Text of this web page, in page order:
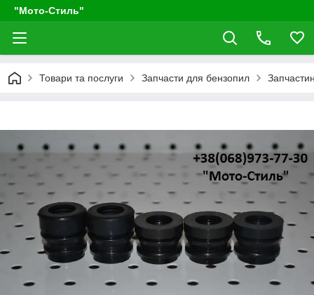
"Мото-Стиль"
Товари та послуги Запчасти для бензопил